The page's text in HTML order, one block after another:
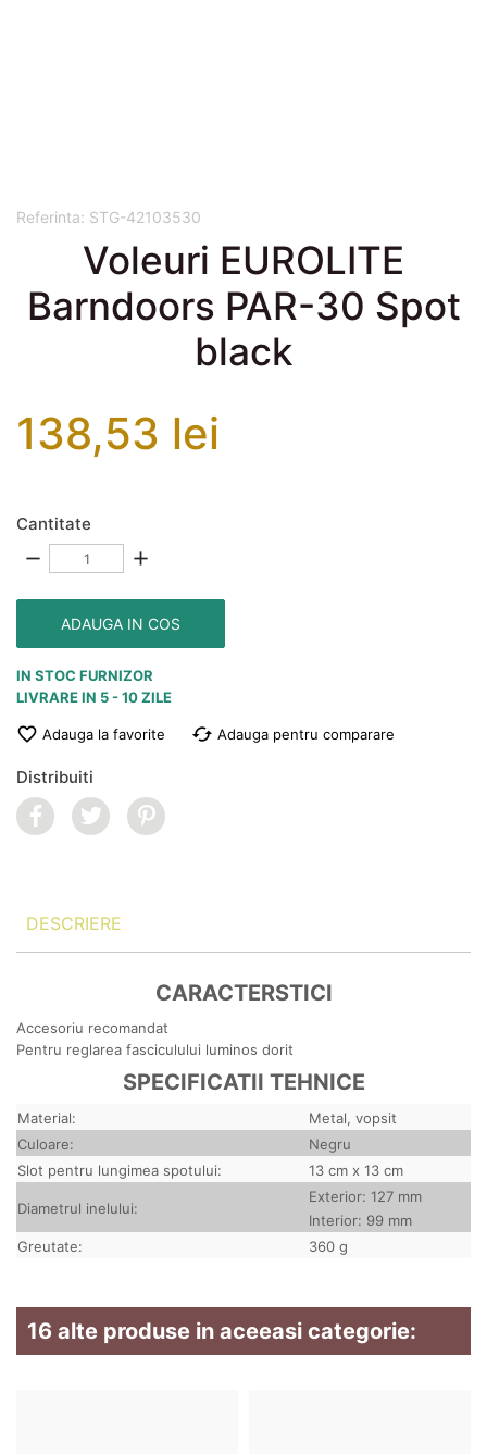
Referinta: STG-42103530
Voleuri EUROLITE
Barndoors PAR-30 Spot
black
138,53 lei
Cantitate
remove add
ADAUGA IN COS
IN STOC FURNIZOR
LIVRARE IN 5 - 10 ZILE
 Adauga la favorite cached Adauga pentru comparare
Distribuiti
DESCRIERE
CARACTERSTICI
Accesoriu recomandat
Pentru reglarea fasciculului luminos dorit
SPECIFICATII TEHNICE
Material:
Metal, vopsit
Culoare:
Negru
Slot pentru lungimea spotului:
13 cm x 13 cm
Diametrul inelului:
Exterior: 127 mm
Interior: 99 mm
Greutate:
360 g
16 alte produse in aceeasi categorie: